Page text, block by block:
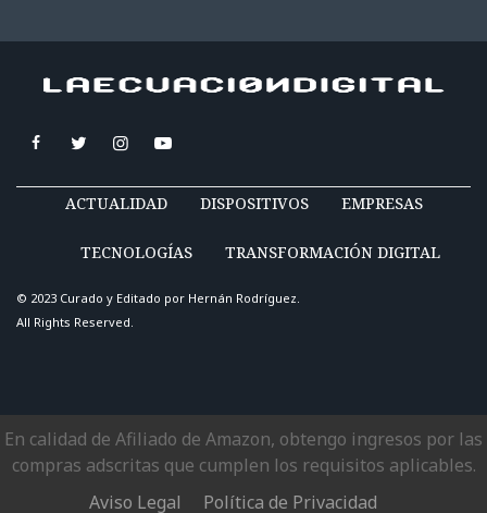
ACTUALIDAD DISPOSITIVOS EMPRESAS
TECNOLOGÍAS TRANSFORMACIÓN DIGITAL
© 2023 Curado y Editado por Hernán Rodríguez.
All Rights Reserved.
En calidad de Afiliado de Amazon, obtengo ingresos por las
compras adscritas que cumplen los requisitos aplicables.
Aviso Legal
Política de Privacidad